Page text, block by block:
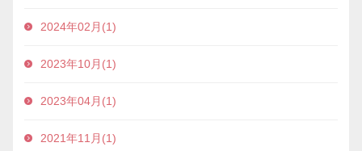
2024年02月(1)
2023年10月(1)
2023年04月(1)
2021年11月(1)